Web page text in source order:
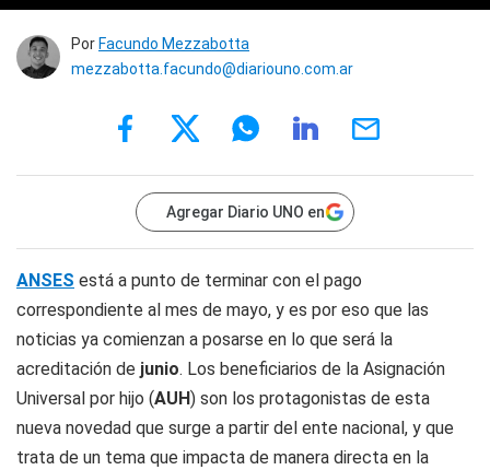
Por Facundo Mezzabotta
mezzabotta.facundo@diariouno.com.ar
Agregar Diario UNO en
ANSES está a punto de terminar con el pago
correspondiente al mes de mayo, y es por eso que las
noticias ya comienzan a posarse en lo que será la
acreditación de junio. Los beneficiarios de la Asignación
Universal por hijo (AUH) son los protagonistas de esta
nueva novedad que surge a partir del ente nacional, y que
trata de un tema que impacta de manera directa en la